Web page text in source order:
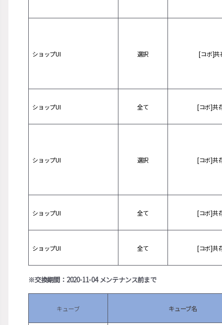
ショップUI 選択 [コボ]共
ショップUI 全て [コボ]共
ショップUI 選択 [コボ]共
ショップUI 全て [コボ]共
ショップUI 全て [コボ]共
※交換期間：2020-11-04 メンテナンス前まで
キューブ キューブ名